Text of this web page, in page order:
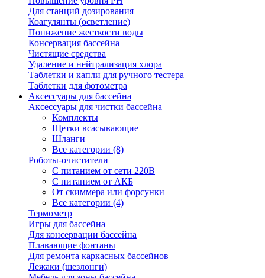
Для станций дозирования
Коагулянты (осветление)
Понижение жесткости воды
Консервация бассейна
Чистящие средства
Удаление и нейтрализация хлора
Таблетки и капли для ручного тестера
Таблетки для фотометра
Аксессуары для бассейна
Аксессуары для чистки бассейна
Комплекты
Щетки всасывающие
Шланги
Все категории (8)
Роботы-очистители
С питанием от сети 220В
С питанием от АКБ
От скиммера или форсунки
Все категории (4)
Термометр
Игры для бассейна
Для консервации бассейна
Плавающие фонтаны
Для ремонта каркасных бассейнов
Лежаки (шезлонги)